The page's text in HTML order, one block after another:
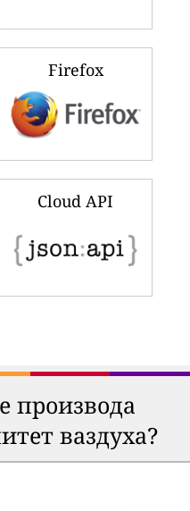
Firefox
Cloud API
производа
ваздуха?